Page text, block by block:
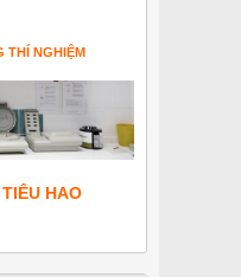
THÍ NGHIỆM
HAO